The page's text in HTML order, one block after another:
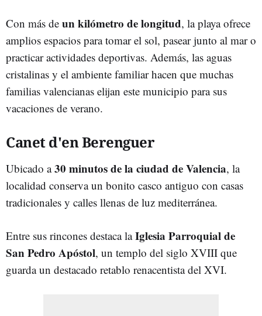
Con más de un kilómetro de longitud, la playa ofrece
amplios espacios para tomar el sol, pasear junto al mar o
practicar actividades deportivas. Además, las aguas
cristalinas y el ambiente familiar hacen que muchas
familias valencianas elijan este municipio para sus
vacaciones de verano.
Canet d'en Berenguer
Ubicado a30 minutos de la ciudad de Valencia, la
localidad conserva un bonito casco antiguo con casas
tradicionales y calles llenas de luz mediterránea.
Entre sus rincones destaca laIglesia Parroquial de
San Pedro Apóstol, un templo del siglo XVIII que
guarda un destacado retablo renacentista del XVI.